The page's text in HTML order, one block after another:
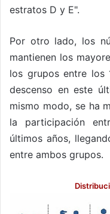
estratos D y E".
Por otro lado, los
mantienen los
los grupos entre
descenso en este
mismo modo, se ha
la participación
últimos años,
entre ambos grupos.